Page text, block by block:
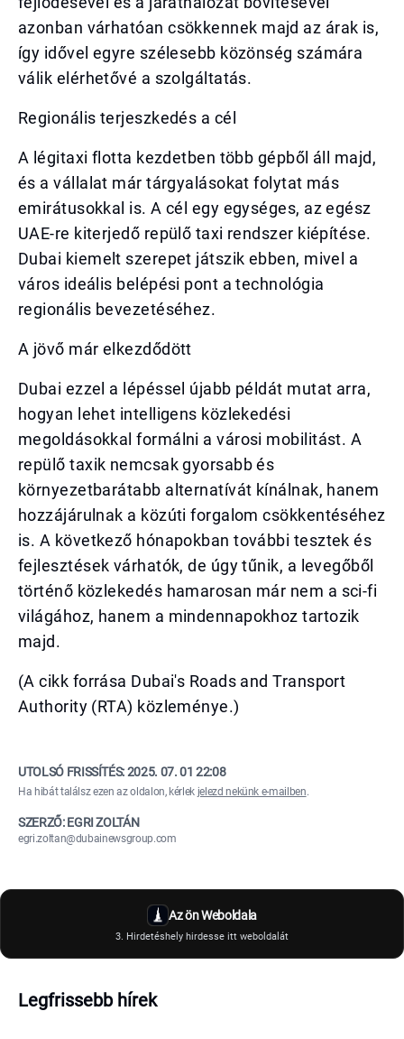
azonban várhatóan csökkennek majd az árak is,
így idővel egyre szélesebb közönség számára
válik elérhetővé a szolgáltatás.
Regionális terjeszkedés a cél
A légitaxi flotta kezdetben több gépből áll majd,
és a vállalat már tárgyalásokat folytat más
emirátusokkal is. A cél egy egységes, az egész
UAE-re kiterjedő repülő taxi rendszer kiépítése.
Dubai kiemelt szerepet játszik ebben, mivel a
város ideális belépési pont a technológia
regionális bevezetéséhez.
A jövő már elkezdődött
Dubai ezzel a lépéssel újabb példát mutat arra,
hogyan lehet intelligens közlekedési
megoldásokkal formálni a városi mobilitást. A
repülő taxik nemcsak gyorsabb és
környezetbarátabb alternatívát kínálnak, hanem
hozzájárulnak a közúti forgalom csökkentéséhez
is. A következő hónapokban további tesztek és
fejlesztések várhatók, de úgy tűnik, a levegőből
történő közlekedés hamarosan már nem a sci-fi
világához, hanem a mindennapokhoz tartozik
majd.
(A cikk forrása Dubai's Roads and Transport
Authority (RTA) közleménye.)
UTOLSÓ FRISSÍTÉS:2025. 07. 01 22:08
Ha hibát találsz ezen az oldalon, kérlek jelezd nekünk e-mailben.
SZERZŐ: EGRI ZOLTÁN
egri.zoltan@dubainewsgroup.com
Az ön Weboldala
3. Hirdetéshely hirdesse itt weboldalát
Legfrissebb hírek